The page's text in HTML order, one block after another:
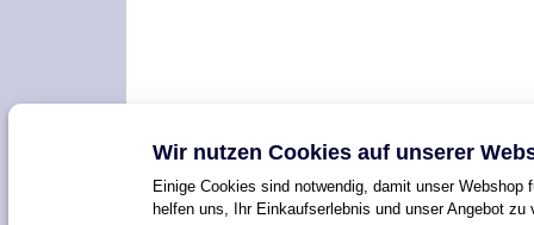
Wir nutzen Cookies auf unserer
Einige Cookies sind notwendig, damit unser Webshop
helfen uns, Ihr Einkaufserlebnis und unser Angebot